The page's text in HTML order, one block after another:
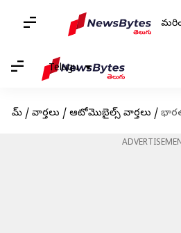
Telugu
హోమ్ / వార్తలు / ఆటోమొబైల్స్ వార్తలు / భారతదేశంలో